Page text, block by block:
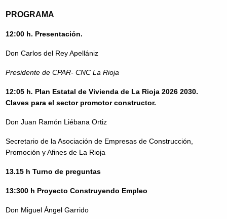
PROGRAMA
12:00 h. Presentación.
Don Carlos del Rey Apellániz
Presidente de CPAR- CNC La Rioja
12:05 h. Plan Estatal de Vivienda de La Rioja 2026 2030.
Claves para el sector promotor constructor.
Don Juan Ramón Liébana Ortiz
Secretario de la Asociación de Empresas de Construcción,
Promoción y Afines de La Rioja
13.15 h Turno de preguntas
13:300 h Proyecto Construyendo Empleo
Don Miguel Ángel Garrido